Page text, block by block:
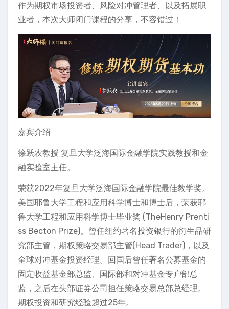
作为期权市场投资者、风险对冲管理者、以及拓展职
业者，本次大师闭门课程的分享，不容错过！
嘉宾介绍
徐跃农教授 复旦大学泛海国际金融学院实践教授和金
融实验室主任。
荣获2022年复旦大学泛海国际金融学院最佳教学奖。
美国耶鲁大学工程和应用科学博士和博士后，荣获耶
鲁大学工程和应用科学博士毕业奖 (TheHenry Prenti
ss Becton Prize)。曾任纽约著名投资银行的衍生品研
究部主管，期权策略交易部主管(Head Trader)，以及
全球对冲基金投资经理。回国后曾任著名公募基金的
固定收益基金部总监、国际部和对冲基金专户部总
监，之后在头部证券公司担任策略交易总部总经理。
期权投资和研究经验超过25年。